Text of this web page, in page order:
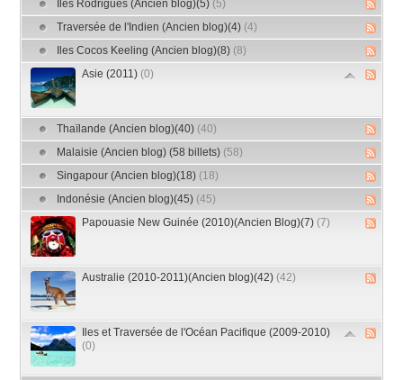
Iles Rodrigues (Ancien blog)(5) (5)
Traversée de l'Indien (Ancien blog)(4) (4)
Iles Cocos Keeling (Ancien blog)(8) (8)
Asie (2011) (0)
Thaïlande (Ancien blog)(40) (40)
Malaisie (Ancien blog) (58 billets) (58)
Singapour (Ancien blog)(18) (18)
Indonésie (Ancien blog)(45) (45)
Papouasie New Guinée (2010)(Ancien Blog)(7) (7)
Australie (2010-2011)(Ancien blog)(42) (42)
Iles et Traversée de l'Océan Pacifique (2009-2010)
(0)